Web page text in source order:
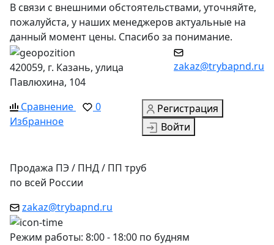
В связи с внешними обстоятельствами, уточняйте,
пожалуйста, у наших менеджеров актуальные на
данный момент цены. Спасибо за понимание.
420059, г. Казань, улица
Павлюхина, 104
zakaz@trybapnd.ru
Сравнение
0
Избранное
Регистрация
Войти
Продажа ПЭ / ПНД / ПП труб
по всей России
zakaz@trybapnd.ru
Режим работы: 8:00 - 18:00 по будням